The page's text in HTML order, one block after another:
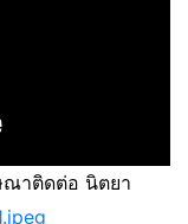
าติดต่อ นิตยา